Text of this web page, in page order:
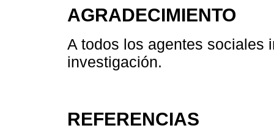
AGRADECIMIENTO
A todos los agentes sociales
investigación.
REFERENCIAS